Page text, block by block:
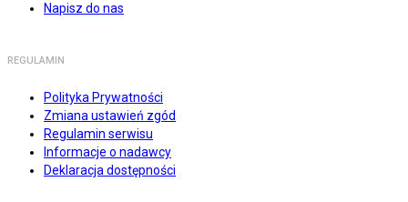
Napisz do nas
REGULAMIN
Polityka Prywatności
Zmiana ustawień zgód
Regulamin serwisu
Informacje o nadawcy
Deklaracja dostępności